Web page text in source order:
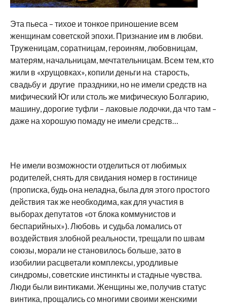
Эта пьеса – тихое и тонкое приношение всем
женщинам советской эпохи. Признание им в любви.
Труженицам, соратницам, героиням, любовницам,
матерям, начальницам, мечтательницам. Всем тем, кто
жили в «хрущовках», копили деньги на старость,
свадьбу и другие праздники, но не имели средств на
мифический Юг или столь же мифическую Болгарию,
машину, дорогие туфли – лаковые лодочки, да что там –
даже на хорошую помаду не имели средств…
Не имели возможности отделиться от любимых
родителей, снять для свидания номер в гостинице
(прописка, будь она неладна, была для этого простого
действия так же необходима, как для участия в
выборах депутатов «от блока коммунистов и
беспарийных»). Любовь и судьба ломались от
воздействия злобной реальности, трещали по швам
союзы, морали не становилось больше, зато в
изобилии расцветали комплексы, уродливые
синдромы, советские инстинкты и стадные чувства.
Люди были винтиками. Женщины же, получив статус
винтика, прощались со многими своими женскими